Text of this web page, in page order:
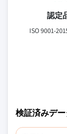
認定
ISO 9001-
検証済みデ